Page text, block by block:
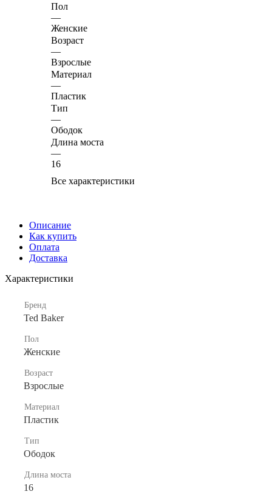
Пол
—
Женские
Возраст
—
Взрослые
Материал
—
Пластик
Тип
—
Ободок
Длина моста
—
16
Все характеристики
Описание
Как купить
Оплата
Доставка
Характеристики
Бренд
Ted Baker
Пол
Женские
Возраст
Взрослые
Материал
Пластик
Тип
Ободок
Длина моста
16